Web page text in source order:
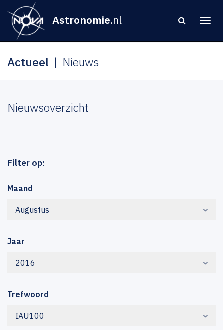
Astronomie.nl
Actueel Nieuws
Nieuwsoverzicht
Filter op:
Maand
Augustus
Jaar
2016
Trefwoord
IAU100